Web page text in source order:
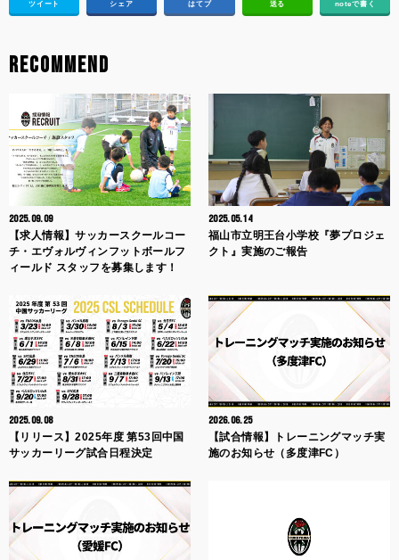
ツイート シェア はてブ 送る noteで書く
RECOMMEND
2025.09.09
【求人情報】サッカースクールコー
チ・エヴォルヴィンフットボールフ
ィールド スタッフを募集します！
2025.05.14
福山市立明王台小学校『夢プロジェ
クト』実施のご報告
2025.09.08
【リリース】2025年度 第53回中国
サッカーリーグ試合日程決定
2026.06.25
【試合情報】トレーニングマッチ実
施のお知らせ（多度津FC）